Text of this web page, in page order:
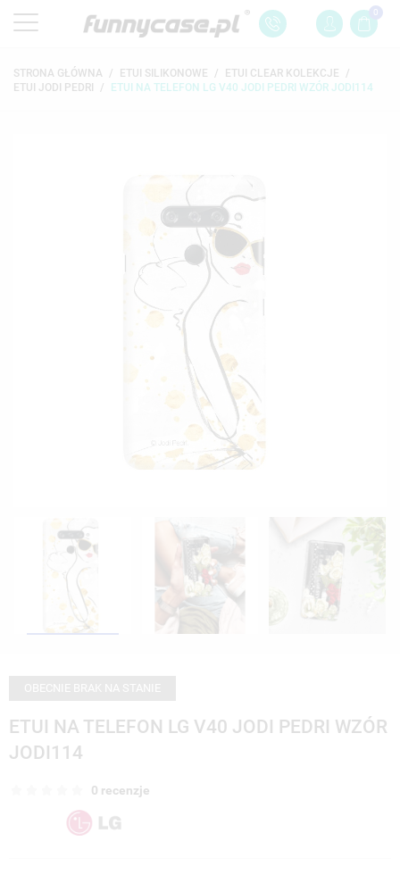
0
STRONA GŁÓWNA ETUI SILIKONOWE
ETUI CLEAR KOLEKCJE
ETUI JODI PEDRI
ETUI NA TELEFON LG V40 JODI PEDRI WZÓR JODI114
ETUI NA TELEFON LG V40 JODI PEDRI WZÓR
JODI114
0 recenzje